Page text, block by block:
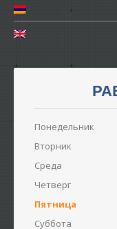
Понедельник
Вторник
Среда
Четверг
Пятница
Суббота